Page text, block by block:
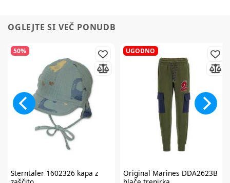
OGLEJTE SI VEČ PONUDB
50%
Sterntaler1602326 kapa z
UGODNO
Original Marines DDA2623B